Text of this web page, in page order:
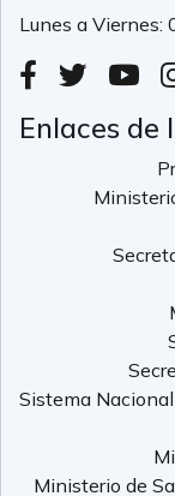
Lunes a Viernes:
Enlaces de
Sistema
Ministerio de